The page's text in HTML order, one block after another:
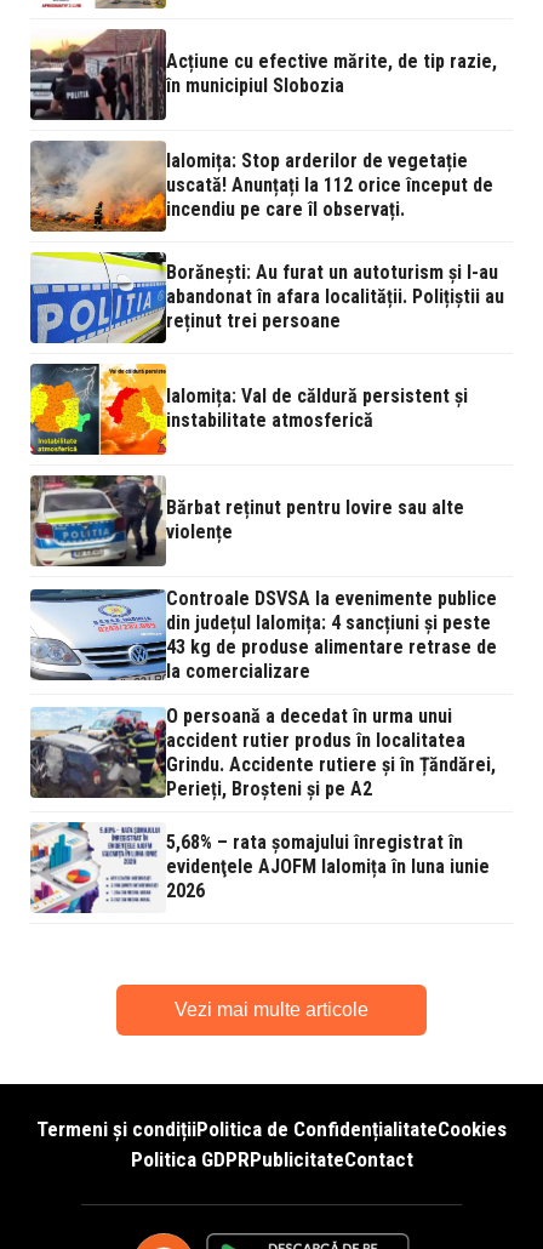
Acțiune cu efective mărite, de tip razie,
în municipiul Slobozia
Ialomița: Stop arderilor de vegetație
uscată! Anunțați la 112 orice început de
incendiu pe care îl observați.
Borănești: Au furat un autoturism și l-au
abandonat în afara localității. Polițiștii au
reținut trei persoane
Ialomița: Val de căldură persistent și
instabilitate atmosferică
Bărbat reținut pentru lovire sau alte
violențe
Controale DSVSA la evenimente publice
din județul Ialomița: 4 sancțiuni și peste
43 kg de produse alimentare retrase de
la comercializare
O persoană a decedat în urma unui
accident rutier produs în localitatea
Grindu. Accidente rutiere și în Țăndărei,
Perieți, Broșteni și pe A2
5,68% – rata şomajului înregistrat în
evidenţele AJOFM Ialomița în luna iunie
2026
Vezi mai multe articole
Termeni și condițiiPolitica de ConfidențialitateCookies
Politica GDPRPublicitateContact